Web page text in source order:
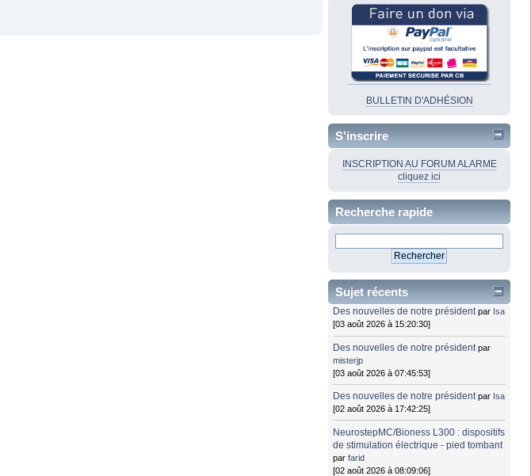
BULLETIN D'ADHÉSION
S'inscrire
INSCRIPTION AU FORUM ALARME
cliquez ici
Recherche rapide
Sujet récents
Des nouvelles de notre président par Isa
[03 août 2026 à 15:20:30]
Des nouvelles de notre président par
misterjp
[03 août 2026 à 07:45:53]
Des nouvelles de notre président par Isa
[02 août 2026 à 17:42:25]
NeurostepMC/Bioness L300 : dispositifs
de stimulation électrique - pied tombant
parfarid
[02 août 2026 à 08:09:06]